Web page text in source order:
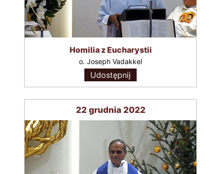
Homilia z Eucharystii
o. Joseph Vadakkel
Udostępnij
22 grudnia 2022